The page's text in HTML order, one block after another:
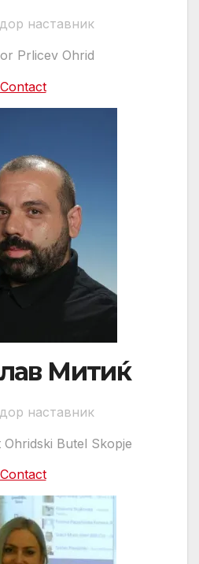
наставник
Prlicev Ohrid
Contact
Митиќ
наставник
Butel Skopje
Contact